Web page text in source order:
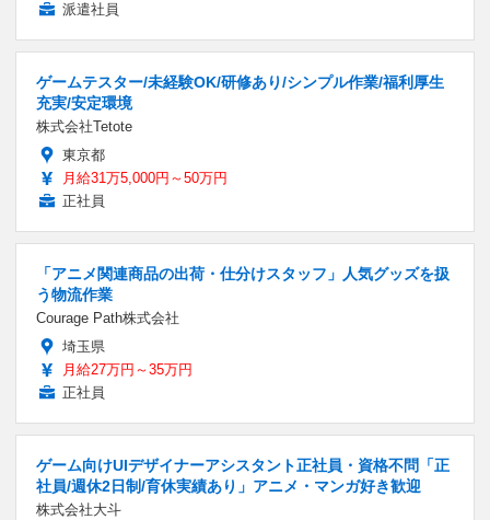
派遣社員
ゲームテスター/未経験OK/研修あり/シンプル作業/福利厚生
充実/安定環境
株式会社Tetote
東京都
月給31万5,000円～50万円
正社員
「アニメ関連商品の出荷・仕分けスタッフ」人気グッズを扱
う物流作業
Courage Path株式会社
埼玉県
月給27万円～35万円
正社員
ゲーム向けUIデザイナーアシスタント正社員・資格不問「正
社員/週休2日制/育休実績あり」アニメ・マンガ好き歓迎
株式会社大斗